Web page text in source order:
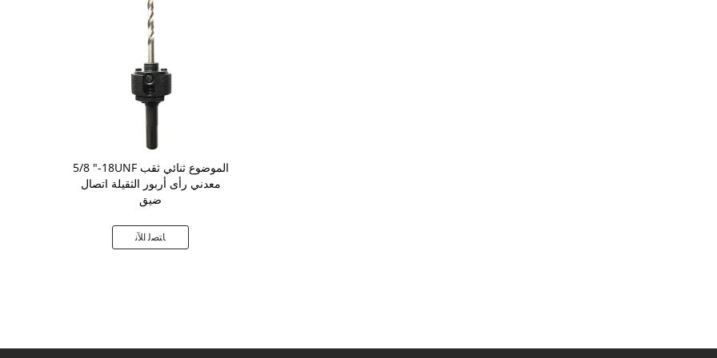
5/8 "-18UNF الموضوع ثنائي ثقب
معدني رأى أربور الثقيلة اتصال
ضيق
ﺎﺘﺼﻟ ﺍﻶﻧ